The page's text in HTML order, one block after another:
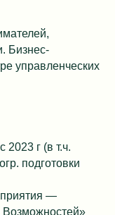
Бизнес-
управленческих
г (в т.ч.
подготовки
—
Возможностей»